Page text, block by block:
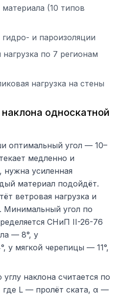
(10 типов
и пароизоляции
по 7 регионам
нагрузка на стены
односкатной
оптимальный угол — 10–
медленно и
нужна усиленная
материал подойдёт.
ветровая нагрузка и
Минимальный угол по
СНиП II-26-76
— 8°, у
у мягкой черепицы — 11°,
наклона считается по
L — пролёт ската, α —